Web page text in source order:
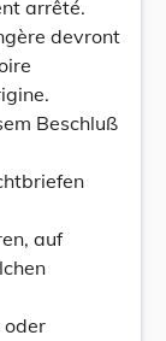
arrêté.
devront
Beschluß
auf
oder